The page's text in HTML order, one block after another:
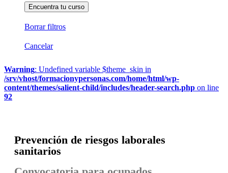
Borrar filtros
Cancelar
Warning: Undefined variable $theme_skin in
/srv/vhost/formacionypersonas.com/home/html/wp-
content/themes/salient-child/includes/header-search.php on line
92
Prevención de riesgos laborales
sanitarios